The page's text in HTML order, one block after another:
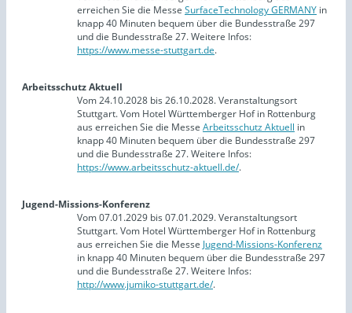
erreichen Sie die Messe SurfaceTechnology GERMANY in
knapp 40 Minuten bequem über die Bundesstraße 297
und die Bundesstraße 27. Weitere Infos:
https://www.messe-stuttgart.de.
Arbeitsschutz Aktuell
Vom 24.10.2028 bis 26.10.2028. Veranstaltungsort
Stuttgart. Vom Hotel Württemberger Hof in Rottenburg
aus erreichen Sie die Messe Arbeitsschutz Aktuell in
knapp 40 Minuten bequem über die Bundesstraße 297
und die Bundesstraße 27. Weitere Infos:
https://www.arbeitsschutz-aktuell.de/.
Jugend-Missions-Konferenz
Vom 07.01.2029 bis 07.01.2029. Veranstaltungsort
Stuttgart. Vom Hotel Württemberger Hof in Rottenburg
aus erreichen Sie die Messe Jugend-Missions-Konferenz
in knapp 40 Minuten bequem über die Bundesstraße 297
und die Bundesstraße 27. Weitere Infos:
http://www.jumiko-stuttgart.de/.